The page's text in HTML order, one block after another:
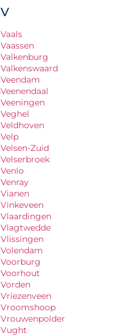
V
Vaals
Vaassen
Valkenburg
Valkenswaard
Veendam
Veenendaal
Veeningen
Veghel
Veldhoven
Velp
Velsen-Zuid
Velserbroek
Venlo
Venray
Vianen
Vinkeveen
Vlaardingen
Vlagtwedde
Vlissingen
Volendam
Voorburg
Voorhout
Vorden
Vriezenveen
Vroomshoop
Vrouwenpolder
Vught